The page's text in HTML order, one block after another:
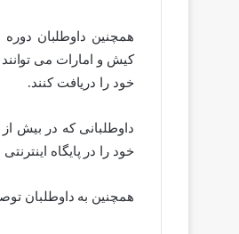
همچنین داوطلبان
کیش و امارات می
خود را دریافت کنند.
داوطلبانی که در بیش
خود را در پایگاه
همچنین به داوطلبان